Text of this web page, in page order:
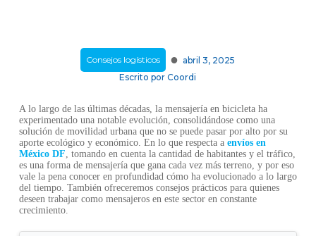
Consejos logísticos ·abril 3, 2025
Escrito por Coordi
A lo largo de las últimas décadas, la mensajería en bicicleta ha
experimentado una notable evolución, consolidándose como una
solución de movilidad urbana que no se puede pasar por alto por su
aporte ecológico y económico. En lo que respecta a envíos en
México DF, tomando en cuenta la cantidad de habitantes y el tráfico,
es una forma de mensajería que gana cada vez más terreno, y por eso
vale la pena conocer en profundidad cómo ha evolucionado a lo largo
del tiempo. También ofreceremos consejos prácticos para quienes
deseen trabajar como mensajeros en este sector en constante
crecimiento.